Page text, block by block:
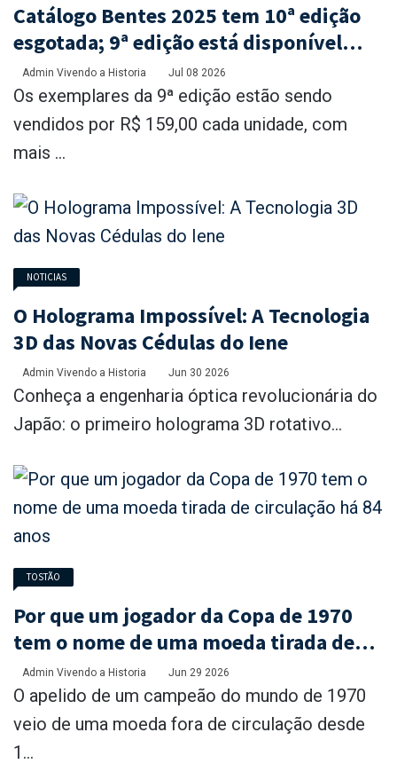
Catálogo Bentes 2025 tem 10ª edição
esgotada; 9ª edição está disponível
com mais de 30% de desconto na
unidade
Admin Vivendo a Historia Jul 08 2026
Os exemplares da 9ª edição estão sendo
vendidos por R$ 159,00 cada unidade, com
mais ...
NOTICIAS
O Holograma Impossível: A Tecnologia
3D das Novas Cédulas do Iene
Admin Vivendo a Historia Jun 30 2026
Conheça a engenharia óptica revolucionária do
Japão: o primeiro holograma 3D rotativo...
TOSTÃO
Por que um jogador da Copa de 1970
tem o nome de uma moeda tirada de
circulação há 84 anos
Admin Vivendo a Historia Jun 29 2026
O apelido de um campeão do mundo de 1970
veio de uma moeda fora de circulação desde
1...